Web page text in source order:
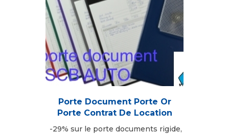
Porte Document Porte Or
Porte Contrat De Location
-29% sur le porte documents rigide,